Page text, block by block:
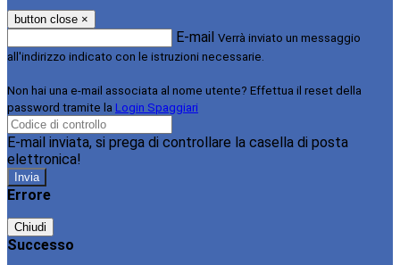
button close ×
E-mail Verrà inviato un messaggio
all'indirizzo indicato con le istruzioni necessarie.
Non hai una e-mail associata al nome utente? Effettua il reset della
password tramite la Login Spaggiari
E-mail inviata, si prega di controllare la casella di posta
elettronica!
Errore
Chiudi
Successo